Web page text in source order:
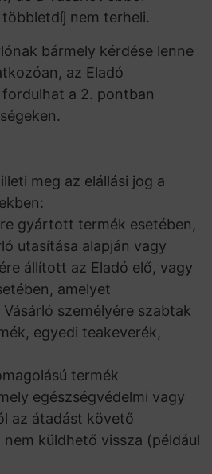
nem terheli.
bármely kérdése lenne
az Eladó
a 2. pontban
meg az elállási jog a
gyártott termék esetében,
utasítása alapján vagy
állított az Eladó elő, vagy
amelyet
személyére szabtak
egyedi teakeverék,
termék
egészségvédelmi vagy
az átadást követő
küldhető vissza (például